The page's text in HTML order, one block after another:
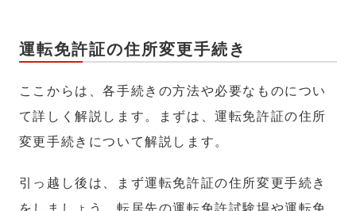
運転免許証の住所変更手続き
ここからは、各手続きの方法や必要なものについ
て詳しく解説します。まずは、運転免許証の住所
変更手続きについて解説します。
引っ越し後は、まず運転免許証の住所変更手続き
をしましょう。転居先の運転免許試験場や運転免